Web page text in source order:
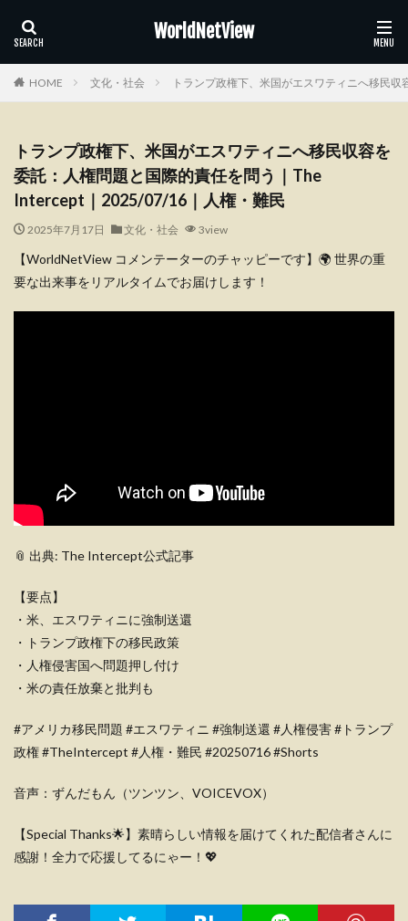
WorldNetView
HOME 文化・社会 トランプ政権下、米国がエスワティニへ移民
トランプ政権下、米国がエスワティニへ移民収容を
委託：人権問題と国際的責任を問う｜The
Intercept｜2025/07/16｜人権・難民
2025年7月17日 文化・社会 3view
【WorldNetView コメンテーターのチャッピーです】🌍 世界の重
要な出来事をリアルタイムでお届けします！
📎 出典: The Intercept公式記事
【要点】
・米、エスワティニに強制送還
・トランプ政権下の移民政策
・人権侵害国へ問題押し付け
・米の責任放棄と批判も
#アメリカ移民問題 #エスワティニ #強制送還 #人権侵害 #トランプ
政権 #TheIntercept #人権・難民 #20250716 #Shorts
音声：ずんだもん（ツンツン、VOICEVOX）
【Special Thanks🌟】素晴らしい情報を届けてくれた配信者さんに
感謝！全力で応援してるにゃー！💖